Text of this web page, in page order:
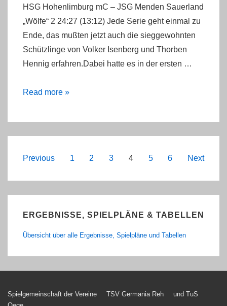
HSG Hohenlimburg mC – JSG Menden Sauerland
„Wölfe“ 2 24:27 (13:12) Jede Serie geht einmal zu
Ende, das mußten jetzt auch die sieggewohnten
Schützlinge von Volker Isenberg und Thorben
Hennig erfahren.Dabei hatte es in der ersten …
mC
erste
Niederlage
über
Read more »
Beitragsnavigation
Previous 1 2 3 4 5 6 Next
ERGEBNISSE, SPIELPLÄNE & TABELLEN
Übersicht über alle Ergebnisse, Spielpläne und Tabellen
Footer-
Spielgemeinschaft der Vereine TSV Germania Reh
und TuS